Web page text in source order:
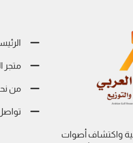
واكتشاف أصوات
متجر
من